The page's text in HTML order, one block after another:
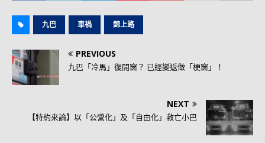
九巴 車禍 錦上路
PREVIOUS
九巴「冷馬」復開窗？ 已經變返做「梗窗」！
NEXT
【特約來論】以「公營化」及「自由化」救亡小巴